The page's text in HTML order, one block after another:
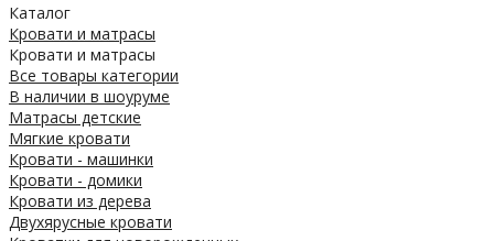
Каталог
Кровати и матрасы
Кровати и матрасы
Все товары категории
В наличии в шоуруме
Матрасы детские
Мягкие кровати
Кровати - машинки
Кровати - домики
Кровати из дерева
Двухярусные кровати